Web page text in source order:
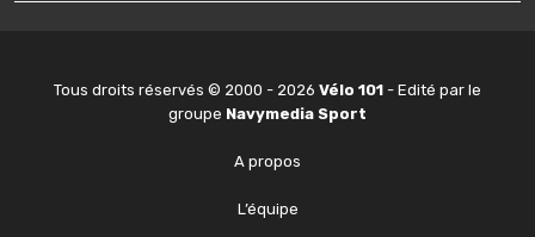
Tous droits réservés © 2000 - 2026 Vélo 101 - Edité par le
groupe Navymedia Sport
A propos
L’équipe